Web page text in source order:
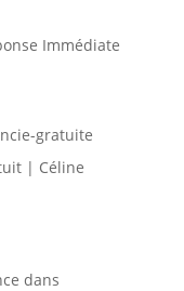
Immédiate
gratuite
| Céline
dans